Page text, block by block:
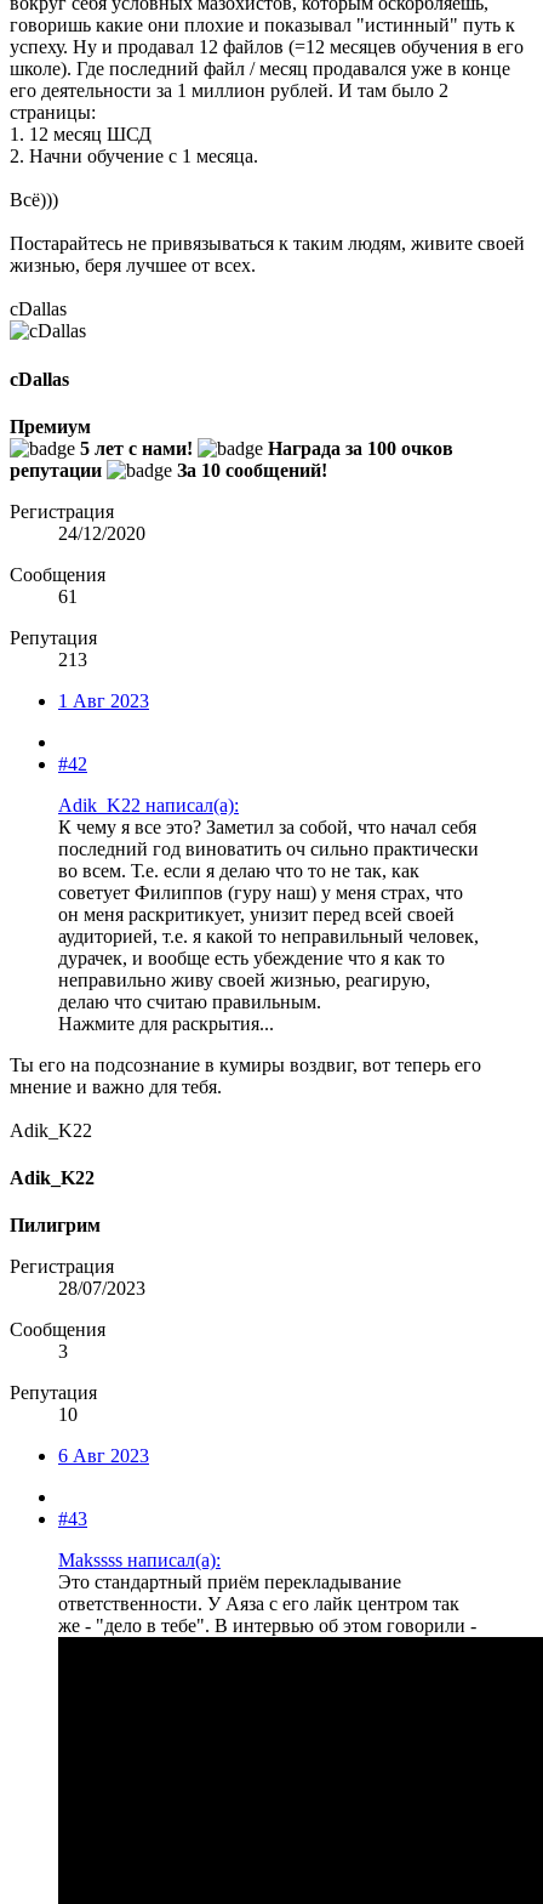
говоришь какие они плохие и показывал "истинный" путь к
успеху. Ну и продавал 12 файлов (=12 месяцев обучения в его
школе). Где последний файл / месяц продавался уже в конце
его деятельности за 1 миллион рублей. И там было 2
страницы:
1. 12 месяц ШСД
2. Начни обучение с 1 месяца.
Всё)))
Постарайтесь не привязываться к таким людям, живите своей
жизнью, беря лучшее от всех.
cDallas
cDallas
Премиум
5 лет с нами!
Награда за 100 очков
репутации
За 10 сообщений!
Регистрация
24/12/2020
Сообщения
61
Репутация
213
1 Авг 2023
#42
Adik_K22 написал(а):
К чему я все это? Заметил за собой, что начал себя
последний год виноватить оч сильно практически
во всем. Т.е. если я делаю что то не так, как
советует Филиппов (гуру наш) у меня страх, что
он меня раскритикует, унизит перед всей своей
аудиторией, т.е. я какой то неправильный человек,
дурачек, и вообще есть убеждение что я как то
неправильно живу своей жизнью, реагирую,
делаю что считаю правильным.
Нажмите для раскрытия...
Ты его на подсознание в кумиры воздвиг, вот теперь его
мнение и важно для тебя.
Adik_K22
Adik_K22
Пилигрим
Регистрация
28/07/2023
Сообщения
3
Репутация
10
6 Авг 2023
#43
Makssss написал(а):
Это стандартный приём перекладывание
ответственности. У Аяза с его лайк центром так
же - "дело в тебе". В интервью об этом говорили -